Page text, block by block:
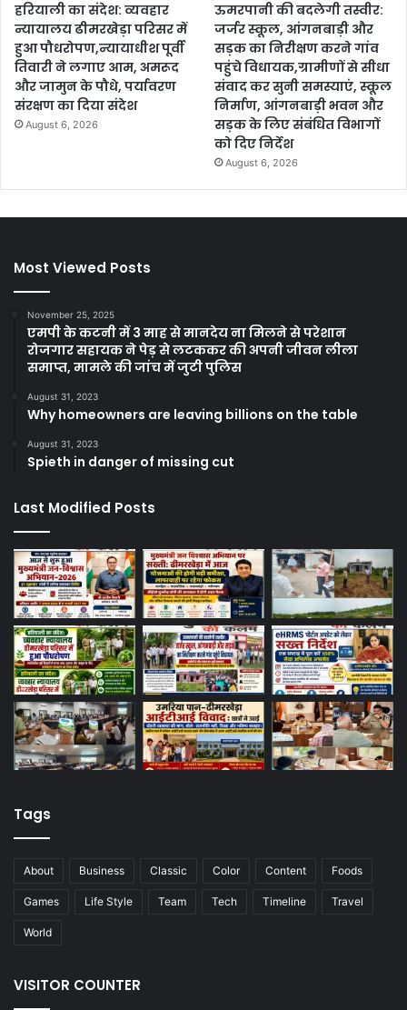
हरियाली का संदेश: व्यवहार
न्यायालय ढीमरखेड़ा परिसर में
हुआ पौधरोपण,न्यायाधीश पूर्वी
तिवारी ने लगाए आम, अमरूद
और जामुन के पौधे, पर्यावरण
संरक्षण का दिया संदेश
August 6, 2026
ऊमरपानी की बदलेगी तस्वीर:
जर्जर स्कूल, आंगनबाड़ी और
सड़क का निरीक्षण करने गांव
पहुंचे विधायक,ग्रामीणों से सीधा
संवाद कर सुनी समस्याएं, स्कूल
निर्माण, आंगनबाड़ी भवन और
सड़क के लिए संबंधित विभागों
को दिए निर्देश
August 6, 2026
Most Viewed Posts
November 25, 2025
एमपी के कटनी में 3 माह से मानदेय ना मिलने से परेशान
रोजगार सहायक ने पेड़ से लटककर की अपनी जीवन लीला
समाप्त, मामले की जांच में जुटी पुलिस
August 31, 2023
Why homeowners are leaving billions on the table
August 31, 2023
Spieth in danger of missing cut
Last Modified Posts
Tags
About Business Classic Color Content Foods
Games Life Style Team Tech Timeline Travel
World
VISITOR COUNTER